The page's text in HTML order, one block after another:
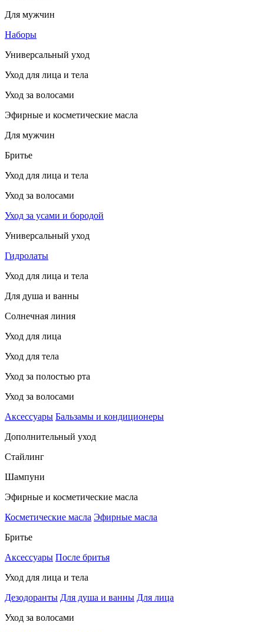
Для мужчин
Наборы
Универсальный уход
Уход для лица и тела
Уход за волосами
Эфирные и косметические масла
Для мужчин
Бритье
Уход для лица и тела
Уход за волосами
Уход за усами и бородой
Универсальный уход
Гидролаты
Уход для лица и тела
Для душа и ванны
Солнечная линия
Уход для лица
Уход для тела
Уход за полостью рта
Уход за волосами
Аксессуары Бальзамы и кондиционеры
Дополнительный уход
Стайлинг
Шампуни
Эфирные и косметические масла
Косметические масла Эфирные масла
Бритье
Аксессуары После бритья
Уход для лица и тела
Дезодоранты Для душа и ванны Для лица
Уход за волосами